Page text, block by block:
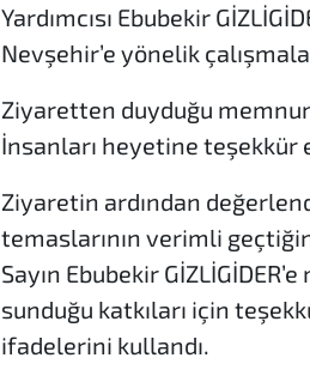
Yardımcısı Ebubekir
Nevşehir’e yönelik
Ziyaretten duyduğu
İnsanları heyetine teşekkür
Ziyaretin ardından
temaslarının verimli
Sayın Ebubekir
sunduğu katkıları için
ifadelerini kullandı.